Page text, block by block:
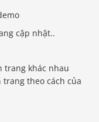
cập nhật..
trang khác nhau
theo cách của